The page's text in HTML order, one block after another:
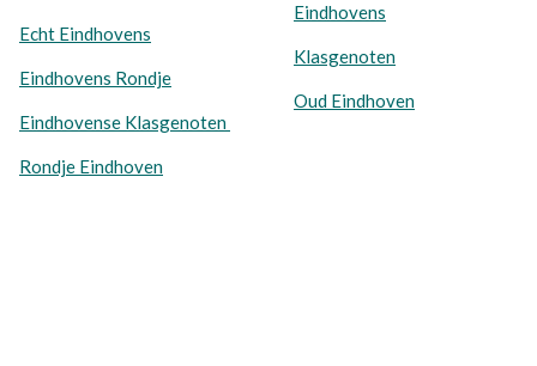
Echt Eindhovens
Eindhovens Rondje
Eindhovense Klasgenoten
Rondje Eindhoven
Eindhovens
Klasgenoten
Oud Eindhoven